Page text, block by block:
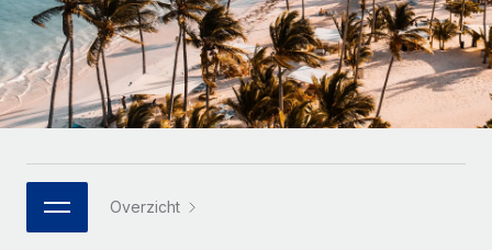
Platform
Ingebouwde essentiële HR-functies voor je team
Verbinden Nieuw
AI-tools koppelen aan Remote met onze MCP
Integraties
Processen stroomlijnen met essentiële zakelijke tools
Enterprise
Global HR voor grote bedrijven
WERK MET ONS SAMEN
Integreer global HR flexibel in je platform
Een partner worden
HR-woordenlijst
Checklists en templates
Bibliotheek met functiebeschrijvingen
Webinars
Evenementen
Italiano
Português (Portugal)
日本語
한국어
Overzicht